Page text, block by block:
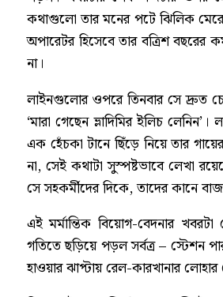
কথাগুলো তার মনের পটে ঝিলিক
অপারেটর হিসেবে তার বত্রিশ
না।
লাইনগুলোর ওপরে তিনবার সে দ্রুত
‘মারা গেছেন ভ্লাদিমির ইলিচ
এক হেঁচকা টানে ছিঁড়ে নিয়ে তার
না, সেই কথাটা সুস্পষ্টভাবে লেখা
সে সহকর্মীদের দিকে, তাদের কানে
এই মর্মান্তিক বিয়োগ-বেদনার
গতিতে ছড়িয়ে পড়ল সর্বত্র – স্টেশন
হাওয়ার ঝাপ্টায় রেল-কারখানার